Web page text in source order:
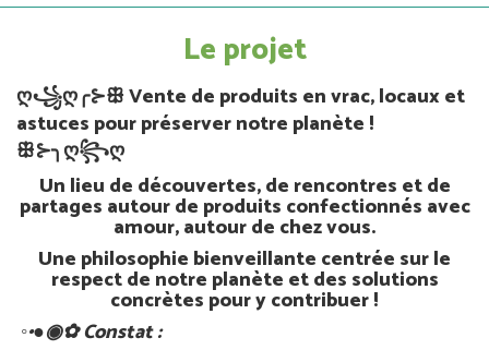
Le projet
ღ꧁ღ╭⊱ꕥ Vente de produits en vrac, locaux et
astuces pour préserver notre planète !
ꕥ⊱╮ღ꧂ღ
Un lieu de découvertes, de rencontres et de
partages autour de produits confectionnés avec
amour, autour de chez vous.
Une philosophie bienveillante centrée sur le
respect de notre planète et des solutions
concrètes pour y contribuer !
◦•●◉✿ Constat :